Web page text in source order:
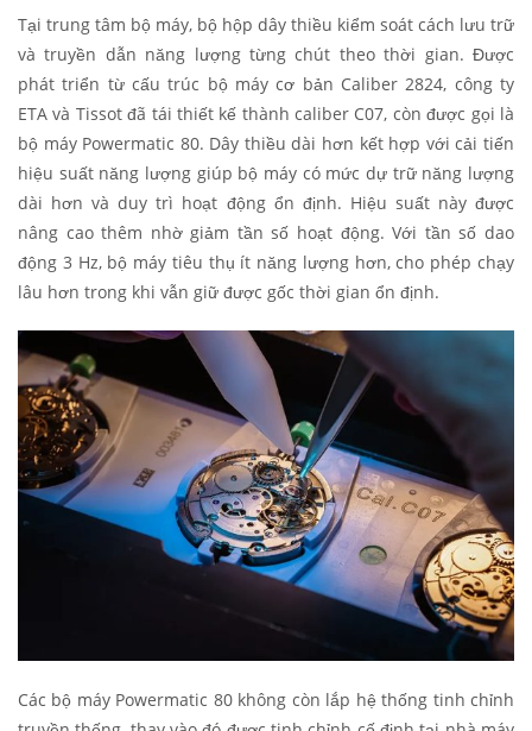
Tại trung tâm bộ máy, bộ hộp dây thiều kiểm soát cách lưu trữ
và truyền dẫn năng lượng từng chút theo thời gian. Được
phát triển từ cấu trúc bộ máy cơ bản Caliber 2824, công ty
ETA và Tissot đã tái thiết kế thành caliber C07, còn được gọi là
bộ máy Powermatic 80. Dây thiều dài hơn kết hợp với cải tiến
hiệu suất năng lượng giúp bộ máy có mức dự trữ năng lượng
dài hơn và duy trì hoạt động ổn định. Hiệu suất này được
nâng cao thêm nhờ giảm tần số hoạt động. Với tần số dao
động 3 Hz, bộ máy tiêu thụ ít năng lượng hơn, cho phép chạy
lâu hơn trong khi vẫn giữ được gốc thời gian ổn định.
Các bộ máy Powermatic 80 không còn lắp hệ thống tinh chỉnh